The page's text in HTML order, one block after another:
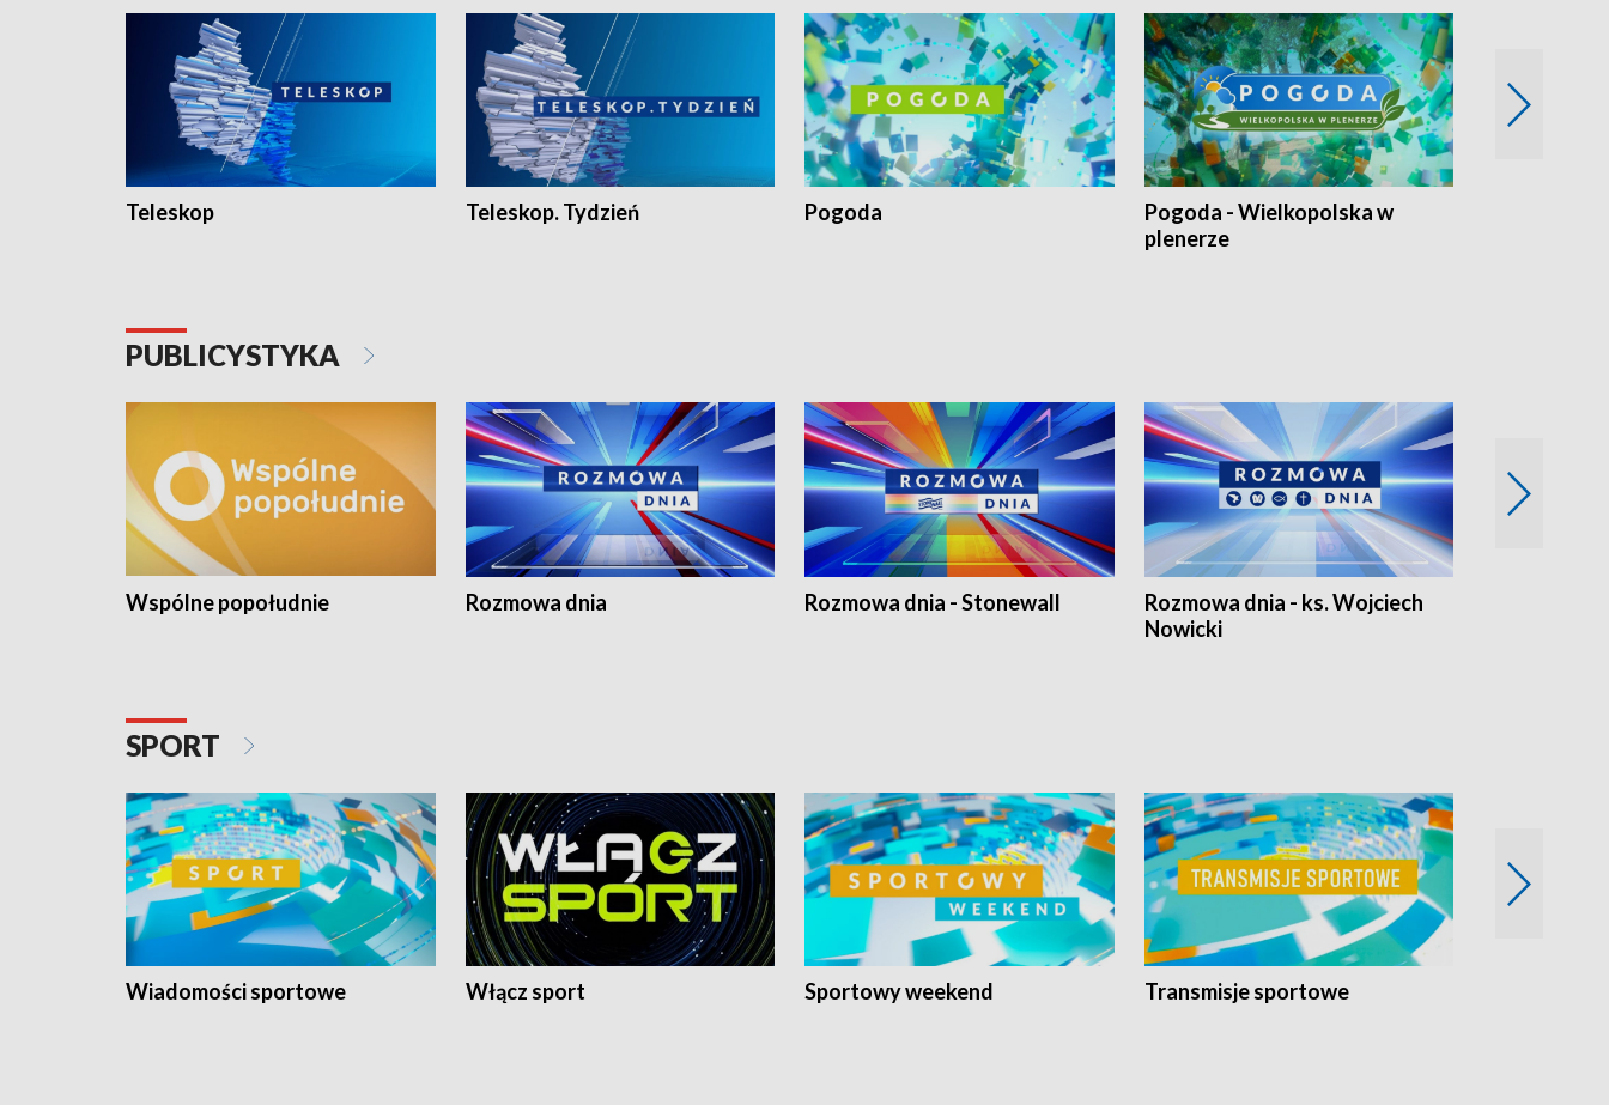
Teleskop Teleskop. Tydzień Pogoda
Pogoda - Wielkopolska w
plenerze
PUBLICYSTYKA
Wspólne popołudnie Rozmowa dnia Rozmowa dnia - Stonewall
Rozmowa dnia - ks. Wojciech
Nowicki
SPORT
Wiadomości sportowe Włącz sport Sportowy weekend Transmisje sportowe